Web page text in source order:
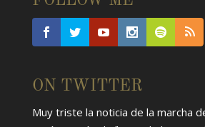
ON TWITTER
Muy triste la noticia de la marcha